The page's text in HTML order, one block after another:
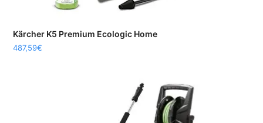
Kärcher K5 Premium Ecologic Home
487,59€